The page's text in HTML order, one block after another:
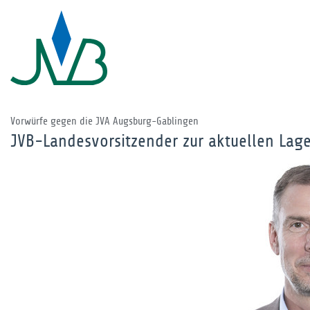
Vorwürfe gegen die JVA Augsburg-Gablingen
JVB-Landesvorsitzender zur aktuellen